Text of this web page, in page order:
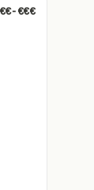
€€-€€€